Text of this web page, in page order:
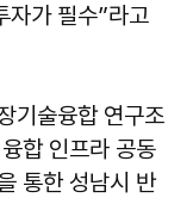
자가 필수”라고
기술융합 연구조
합 인프라 공동
통한 성남시 반